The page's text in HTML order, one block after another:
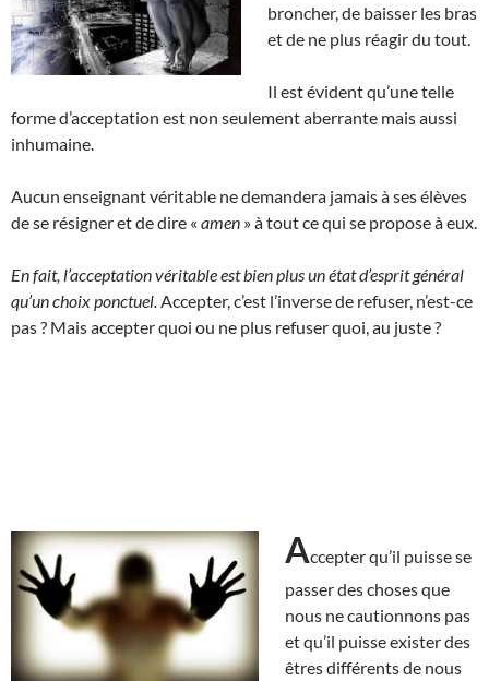
broncher, de baisser les bras
et de ne plus réagir du tout.
Il est évident qu’une telle
forme d’acceptation est non seulement aberrante mais aussi
inhumaine.
Aucun enseignant véritable ne demandera jamais à ses élèves
de se résigner et de dire « amen » à tout ce qui se propose à eux.
En fait, l’acceptation véritable est bien plus un état d’esprit général
qu’un choix ponctuel. Accepter, c’est l’inverse de refuser, n’est-ce
pas ? Mais accepter quoi ou ne plus refuser quoi, au juste ?
Accepter qu’il puisse se
passer des choses que
nous ne cautionnons pas
et qu’il puisse exister des
êtres différents de nous